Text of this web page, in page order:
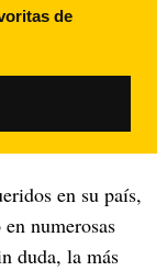
de
en su país,
numerosas
duda, la más